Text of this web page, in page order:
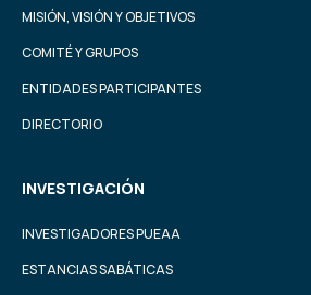
MISIÓN, VISIÓN Y OBJETIVOS
COMITÉ Y GRUPOS
ENTIDADES PARTICIPANTES
DIRECTORIO
INVESTIGACIÓN
INVESTIGADORES PUEAA
ESTANCIAS SABÁTICAS